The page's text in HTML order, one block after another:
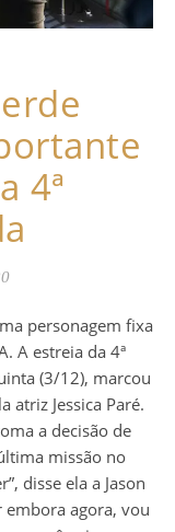
4ª
A estreia da 4ª
(3/12), marcou
atriz Jessica Paré.
a decisão de
missão no
disse ela a Jason
embora agora, vou